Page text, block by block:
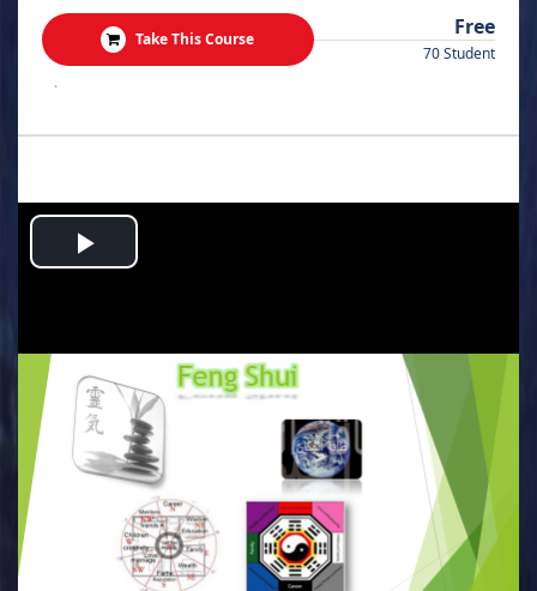
Take This Course Free
70 Student
.
Play